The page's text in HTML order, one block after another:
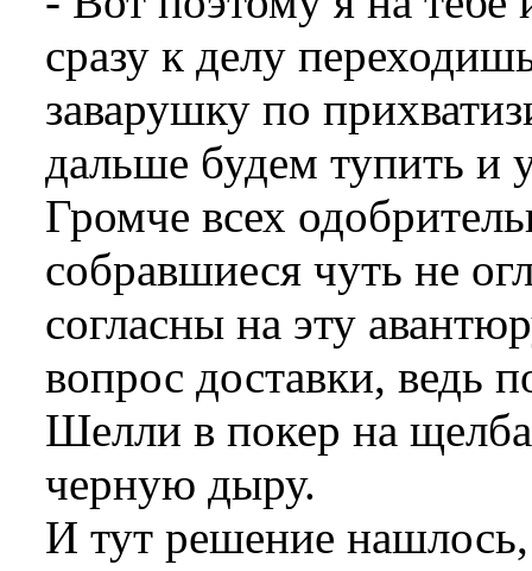
сразу к делу
заварушку по
дальше будем тупить и
Громче всех
собравшиеся чуть не
согласны на эту
вопрос доставки, ведь
Шелли в покер на
черную дыру.
И тут решение нашлось,